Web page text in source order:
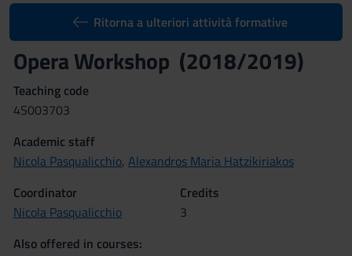
Ritorna a ulteriori attività formative
Opera Workshop (2018/2019)
Teaching code
4S003703
Academic staff
Nicola Pasqualicchio, Alexandros Maria Hatzikiriakos
Coordinator
Nicola Pasqualicchio
Credits
3
Also offered in courses: